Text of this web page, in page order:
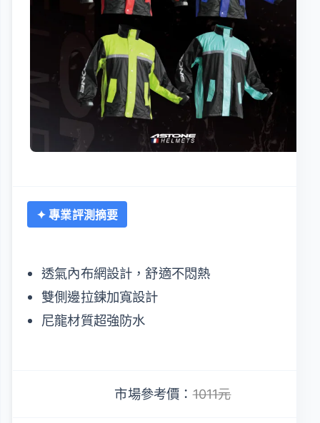
✦ 專業評測摘要
透氣內布網設計，舒適不悶熱
雙側邊拉鍊加寬設計
尼龍材質超強防水
市場參考價：1011元